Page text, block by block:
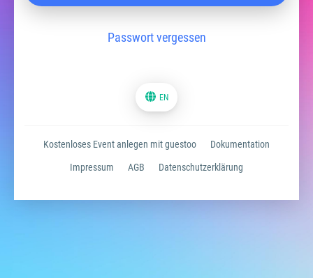
Passwort vergessen
EN
Kostenloses Event anlegen mit guestoo Dokumentation
Impressum AGB Datenschutzerklärung